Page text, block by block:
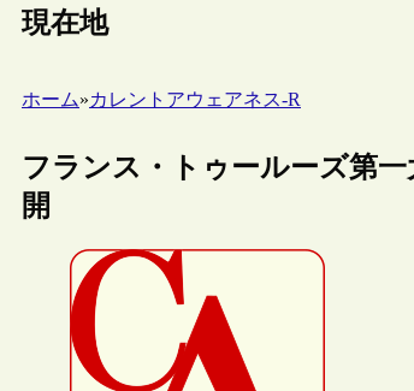
現在地
ホーム»カレントアウェアネス-R
フランス・トゥールーズ第
開